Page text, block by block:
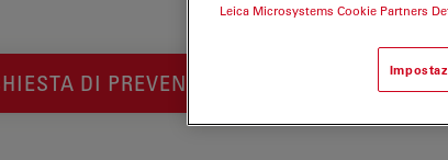
DI PREVENTIVO
Leica Microsystems Cookie Partners